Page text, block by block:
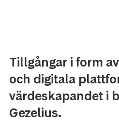
Tillgångar i form
och digitala
värdeskapandet i
Gezelius.